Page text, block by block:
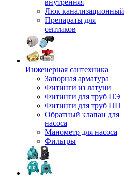
внутренняя
Люк канализационный
Препараты для
септиков
Инженерная сантехника
Запорная арматура
Фитинги из латуни
Фитинги для труб ПЭ
Фитинги для труб ПП
Обратный клапан для
насоса
Манометр для насоса
Фильтры